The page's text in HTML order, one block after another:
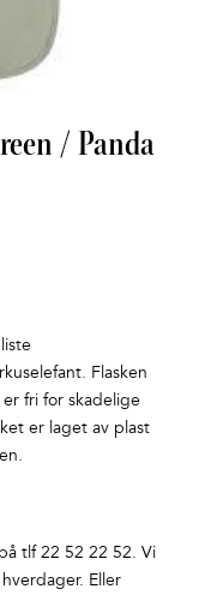
/ Panda
Flasken
fri for skadelige
er laget av plast
tlf 22 52 22 52. Vi
Eller